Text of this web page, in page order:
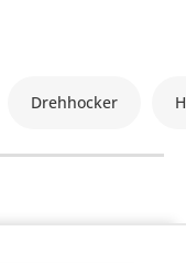
Drehhocker